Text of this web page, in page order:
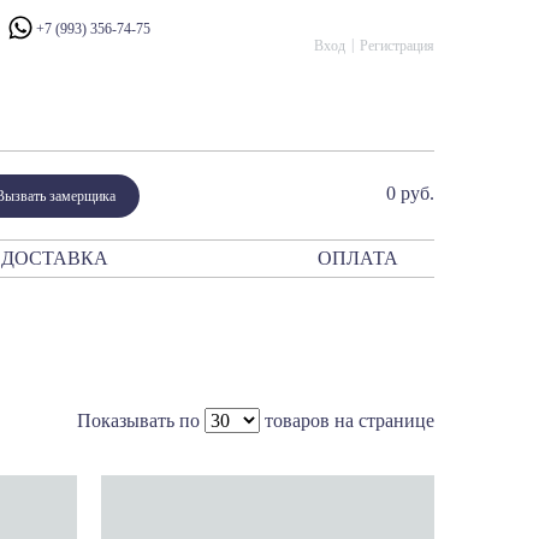
+7 (993) 356-74-75
Вход
Регистрация
замерщика 0 руб.
Модерн
ДОСТАВКА ОПЛАТА
Показывать по товаров на странице